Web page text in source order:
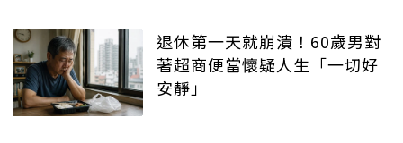
退休第一天就崩潰！60歲男對
著超商便當懷疑人生「一切好
安靜」